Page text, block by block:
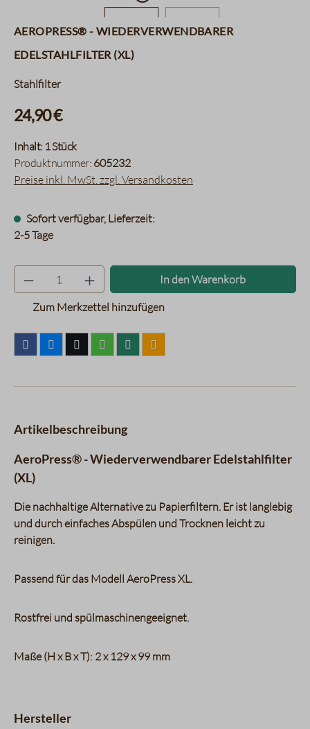
AeroPress® - Wiederverwendbarer
Edelstahlfilter (XL)
Stahlfilter
24,90 €
Inhalt: 1 Stück
Produktnummer: 605232
Preise inkl. MwSt. zzgl. Versandkosten
Sofort verfügbar, Lieferzeit:
2-5 Tage
Produkt Anzahl: Gib den
In den Warenkorb
Zum Merkzettel hinzufügen
Artikelbeschreibung
AeroPress® - Wiederverwendbarer Edelstahlfilter
(XL)
Die nachhaltige Alternative zu Papierfiltern. Er ist langlebig
und durch einfaches Abspülen und Trocknen leicht zu
reinigen.
Passend für das Modell AeroPress XL.
Rostfrei und spülmaschinengeeignet.
Maße (H x B x T): 2 x 129 x 99 mm
Hersteller